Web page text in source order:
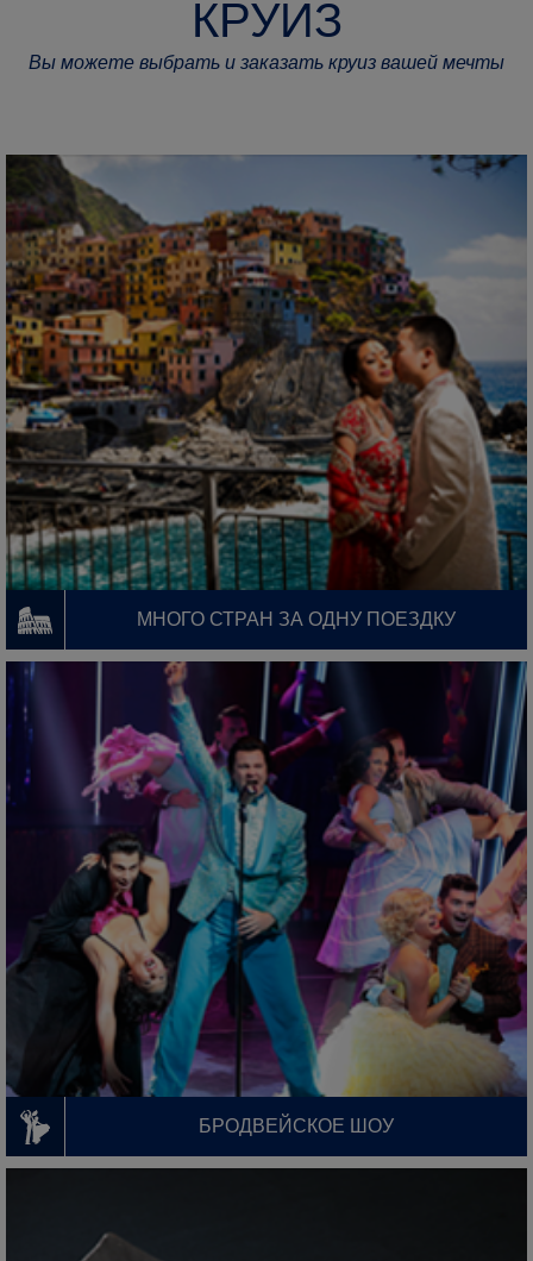
КРУИЗ
Вы можете выбрать и заказать круиз вашей мечты
МНОГО СТРАН ЗА ОДНУ ПОЕЗДКУ
БРОДВЕЙСКОЕ ШОУ